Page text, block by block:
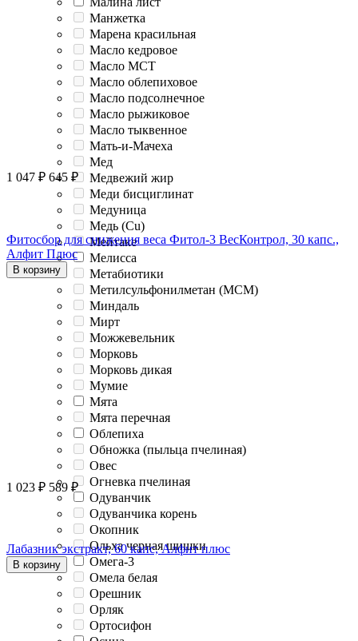
Манжетка
Марена красильная
Масло кедровое
Масло МСТ
Масло облепиховое
Масло подсолнечное
Масло рыжиковое
Масло тыквенное
Мать-и-Мачеха
Мед
Медвежий жир
Меди бисциглинат
Медуница
Медь (Cu)
Мейтаке
Мелисса
Метабиотики
Метилсульфонилметан (МСМ)
Миндаль
Мирт
Можжевельник
Морковь
Морковь дикая
Мумие
Мята
Мята перечная
Облепиха
Обножка (пыльца пчелиная)
Овес
Огневка пчелиная
Одуванчик
Одуванчика корень
Окопник
Ольха черная шишки
Омега-3
Омела белая
Орешник
Орляк
Ортосифон
1 047 ₽ 645 ₽
Фитосбор для снижения веса Фитол-3 ВесКонтрол, 30 капс.,
Алфит Плюс
В корзину
1 023 ₽ 589 ₽
Лабазник экстракт, 60 капс, Алфит плюс
В корзину